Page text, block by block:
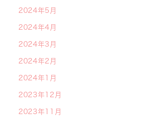
2024年5月
2024年4月
2024年3月
2024年2月
2024年1月
2023年12月
2023年11月